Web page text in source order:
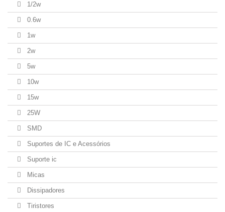
1/2w
0.6w
1w
2w
5w
10w
15w
25W
SMD
Suportes de IC e Acessórios
Suporte ic
Micas
Dissipadores
Tiristores